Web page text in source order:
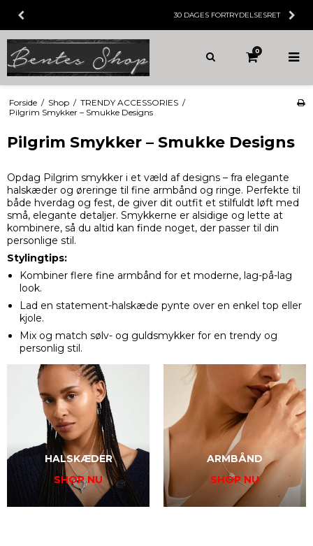
FORTRYDELSESRET
0
Forside / Shop / TRENDY ACCESSORIES /
Pilgrim Smykker – Smukke Designs
Pilgrim Smykker – Smukke Designs
Opdag Pilgrim smykker i et væld af designs – fra elegante
halskæder og øreringe til fine armbånd og ringe. Perfekte til
både hverdag og fest, de giver dit outfit et stilfuldt løft med
små, elegante detaljer. Smykkerne er alsidige og lette at
kombinere, så du altid kan finde noget, der passer til din
personlige stil.
Stylingtips:
Kombiner flere fine armbånd for et moderne, lag-på-lag
look.
Lad en statement-halskæde pynte over en enkel top eller
kjole.
Mix og match sølv- og guldsmykker for en trendy og
personlig stil.
HALSKÆDER
SHOP NU
ARMBÅND
SHOP NU